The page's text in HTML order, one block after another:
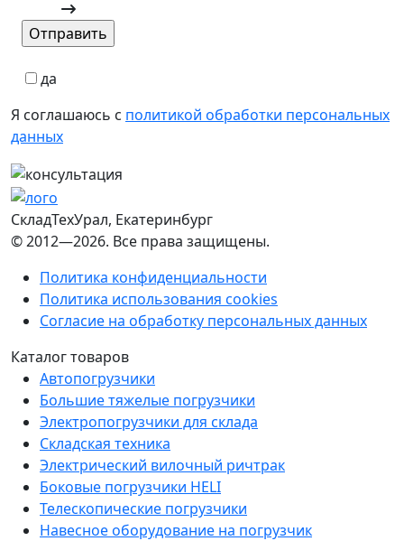
да
Я соглашаюсь с политикой обработки персональных
данных
СкладТехУрал, Екатеринбург
© 2012—2026. Все права защищены.
Политика конфиденциальности
Политика использования cookies
Согласие на обработку персональных данных
Каталог товаров
Автопогрузчики
Большие тяжелые погрузчики
Электропогрузчики для склада
Складская техника
Электрический вилочный ричтрак
Боковые погрузчики HELI
Телескопические погрузчики
Навесное оборудование на погрузчик